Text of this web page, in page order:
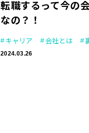
転職するって今の
なの？！
キャリア 会社とは
2024.03.26